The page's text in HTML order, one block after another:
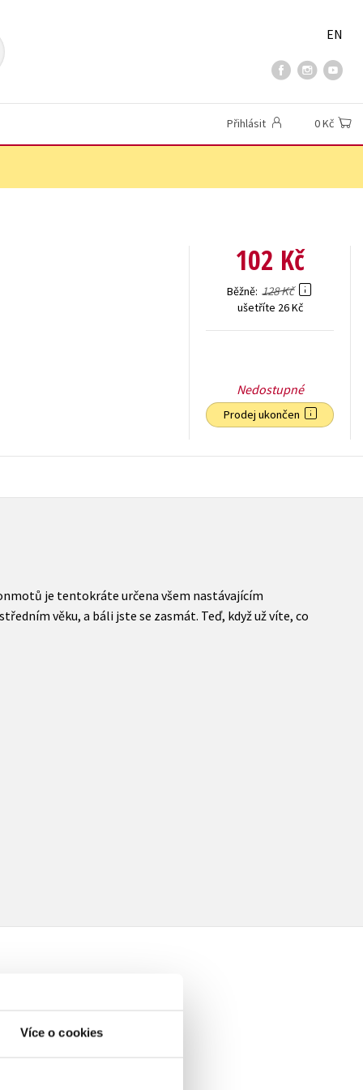
Více o cookies
EN
Přihlásit 0 Kč
102 Kč
Běžně 128 Kč
ušetříte 26 Kč
Nedostupné
Prodej ukončen
je tentokráte určena všem nastávajícím
věku, a báli jste se zasmát. Teď, když už víte, co